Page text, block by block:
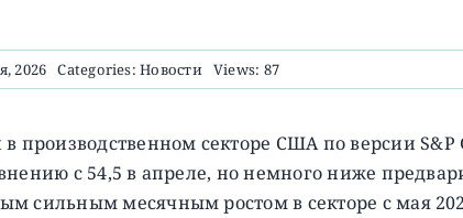
2026 Categories:Новости Views: 87
производственном секторе США по версии S&P
с 54,5 в апреле, но немного ниже
сильным месячным ростом в секторе с мая